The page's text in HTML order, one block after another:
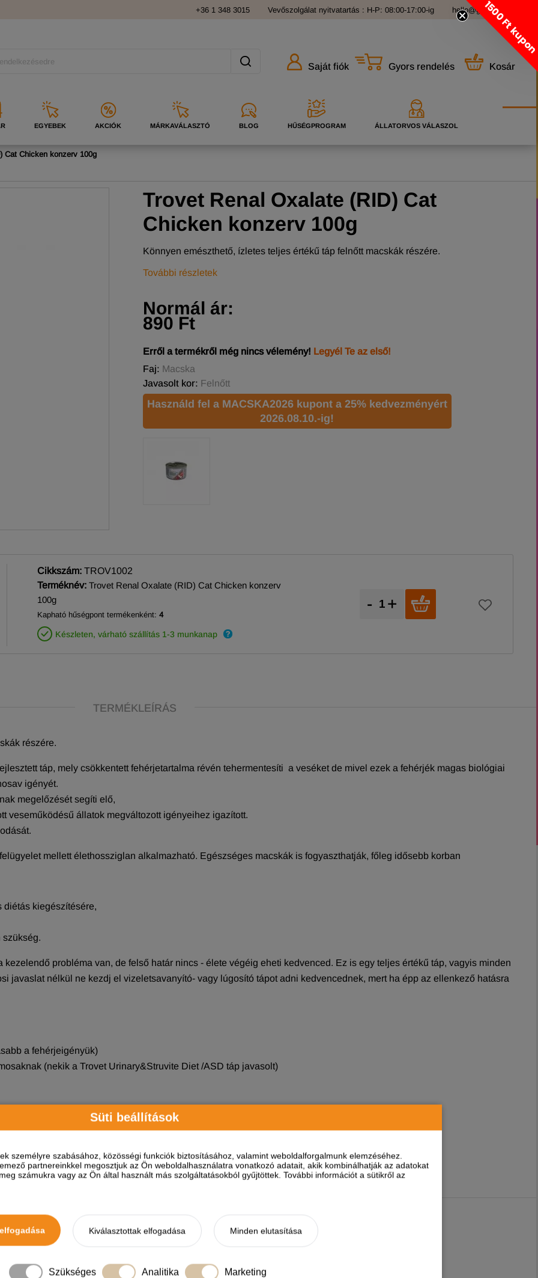
Süti beállítások
személyre szabásához, közösségi funkciók biztosításához, valamint weboldalforgalmunk elemzéséhez.
partnereinkkel megosztjuk az Ön weboldalhasználatra vonatkozó adatait, akik kombinálhatják az adatokat
számukra vagy az Ön által használt más szolgáltatásokból gyűjtöttek. További információt a sütikről az
Kiválasztottak elfogadása Minden elutasítása
Szükséges Analitika Marketing
+36 1 348 3015 Vevőszolgálat nyitvatartás : H-P: 08:00-17:00-ig hello@grandopet.hu
Saját fiók Gyors rendelés Kosár
EGYEBEK AKCIÓK MÁRKAVÁLASZTÓ BLOG HŰSÉGPROGRAM ÁLLATORVOS VÁLASZOL
Cat Chicken konzerv 100g
Trovet Renal Oxalate (RID) Cat
Chicken konzerv 100g
Könnyen emészthető, ízletes teljes értékű táp felnőtt macskák részére.
További részletek
Normál ár:
890 Ft
Erről a termékről még nincs vélemény! Legyél Te az első!
Faj: Macska
Javasolt kor: Felnőtt
Használd fel a MACSKA2026 kupont a 25% kedvezményért
2026.08.10.-ig!
Cikkszám: TROV1002
Terméknév: Trovet Renal Oxalate (RID) Cat Chicken konzerv
100g
Kapható hűségpont termékenként: 4
Készleten, várható szállítás 1-3 munkanap
+
-
TERMÉKLEÍRÁS
részére.
táp, mely csökkentett fehérjetartalma révén tehermentesíti a veséket de mivel ezek a fehérjék magas biológiai
igényét.
megelőzését segíti elő,
veseműködésű állatok megváltozott igényeihez igazított.
mellett élethossziglan alkalmazható. Egészséges macskák is fogyaszthatják, főleg idősebb korban
diétás kiegészítésére,
szükség.
probléma van, de felső határ nincs - élete végéig eheti kedvenced. Ez is egy teljes értékű táp, vagyis minden
javaslat nélkül ne kezdj el vizeletsavanyító- vagy lúgosító tápot adni kedvencednek, mert ha épp az ellenkező hatásra
a fehérjeigényük)
(nekik a Trovet Urinary&Struvite Diet /ASD táp javasolt)
Adagolási útmutató (napi adag)
Min. /g
110 150 170210230
Max./g
130175 210 250275
anyagok, élesztő, fermentált rizs.
1500 Ft